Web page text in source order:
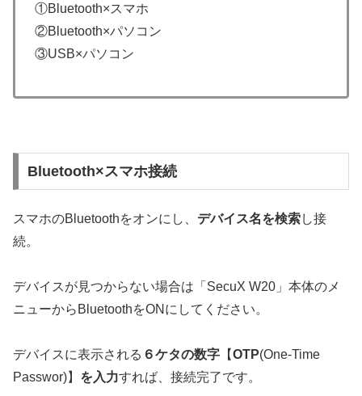
①Bluetooth×スマホ
②Bluetooth×パソコン
③USB×パソコン
Bluetooth×スマホ接続
スマホのBluetoothをオンにし、 デバイス名を検索し接
続。
デバイスが見つからない場合は「SecuX W20」本体のメ
ニューからBluetoothをONにしてください。
デバイスに表示される ６ケタの数字 【OTP(One-Time
Passwor)】 を入力すれば、接続完了です。